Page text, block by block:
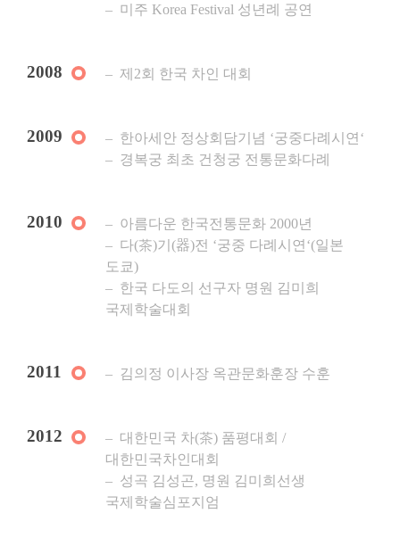
미주 Korea Festival 성년례 공연
2008 제2회 한국 차인 대회
2009
한아세안 정상회담기념 ‘궁중다례시연‘
경복궁 최초 건청궁 전통문화다례
2010
아름다운 한국전통문화 2000년
다(茶)기(器)전 ‘궁중 다례시연‘(일본
도쿄)
한국 다도의 선구자 명원 김미희
국제학술대회
2011 김의정 이사장 옥관문화훈장 수훈
2012
대한민국 차(茶) 품평대회 /
대한민국차인대회
성곡 김성곤, 명원 김미희선생
국제학술심포지엄